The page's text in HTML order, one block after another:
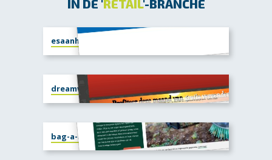
IN DE 'RETAIL'-BRANCHE
esaanhangwagens.nl
dreamwal.nl
bag-a-nut.nl